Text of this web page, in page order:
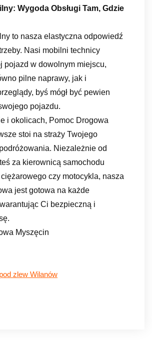
Wygoda Obsługi Tam, Gdzie
to nasza elastyczna odpowiedź
Nasi mobilni technicy
pojazd w dowolnym miejscu,
pilne naprawy, jak i
byś mógł być pewien
pojazdu.
i okolicach, Pomoc Drogowa
stoi na straży Twojego
Niezależnie od
za kierownicą samochodu
czy motocykla, nasza
jest gotowa na każde
Ci bezpieczną i
Myszęcin
zlew Wilanów